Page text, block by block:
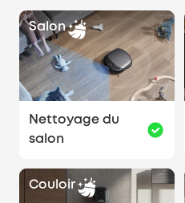
Salon
Nettoyage du
salon
Couloir